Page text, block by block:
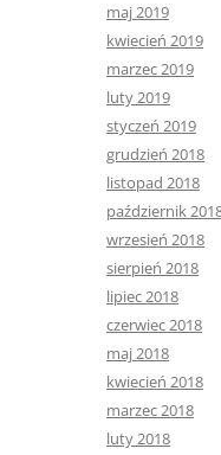
maj 2019
kwiecień 2019
marzec 2019
luty 2019
styczeń 2019
grudzień 2018
listopad 2018
październik
wrzesień 2018
sierpień 2018
lipiec 2018
czerwiec 2018
maj 2018
kwiecień 2018
marzec 2018
luty 2018